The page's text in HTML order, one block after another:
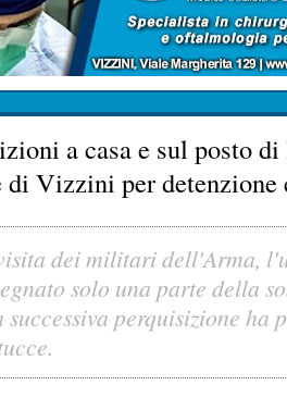
a casa e sul posto di
di Vizzini per detenzione
dei militari dell'Arma,
solo una parte della
successiva perquisizione ha